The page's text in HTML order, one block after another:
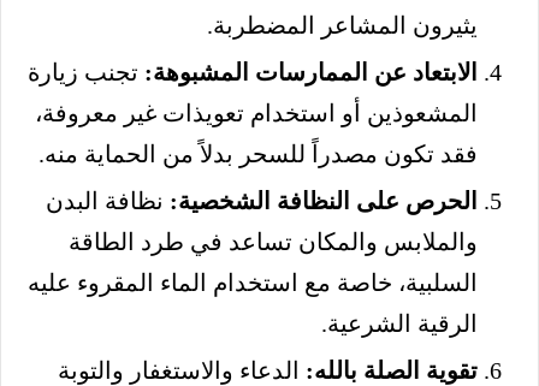
يثيرون المشاعر المضطربة.
الابتعاد عن الممارسات المشبوهة: تجنب زيارة
المشعوذين أو استخدام تعويذات غير معروفة،
فقد تكون مصدراً للسحر بدلاً من الحماية منه.
الحرص على النظافة الشخصية: نظافة البدن
والملابس والمكان تساعد في طرد الطاقة
السلبية، خاصة مع استخدام الماء المقروء عليه
الرقية الشرعية.
تقوية الصلة بالله: الدعاء والاستغفار والتوبة